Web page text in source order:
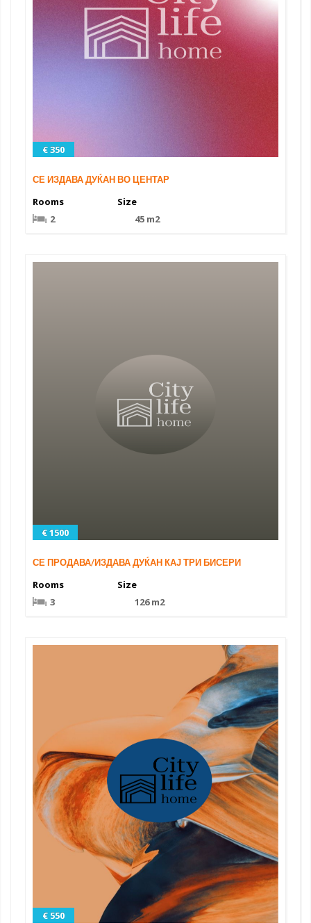
€ 350
СЕ ИЗДАВА ДУЌАН ВО ЦЕНТАР
Rooms
2
Size
45 m2
€ 1500
СЕ ПРОДАВА/ИЗДАВА ДУЌАН КАЈ ТРИ БИСЕРИ
Rooms
3
Size
126 m2
€ 550